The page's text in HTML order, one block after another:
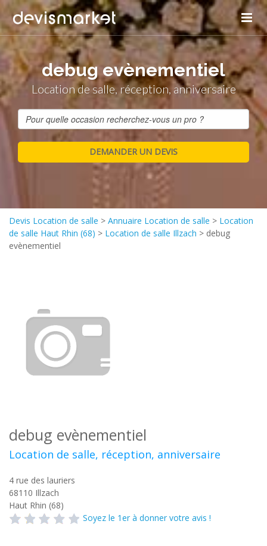
debug evènementiel
Location de salle, réception, anniversaire
Devis Location de salle > Annuaire Location de salle > Location
de salle Haut Rhin (68) > Location de salle Illzach > debug
evènementiel
debug evènementiel
Location de salle, réception, anniversaire
4 rue des lauriers
68110 Illzach
Haut Rhin (68)
Soyez le 1er à donner votre avis !